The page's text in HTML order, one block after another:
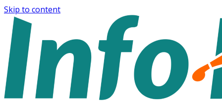
Skip to content